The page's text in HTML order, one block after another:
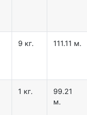
9 кг. 111.11 м.
1 кг.
99.21
м.